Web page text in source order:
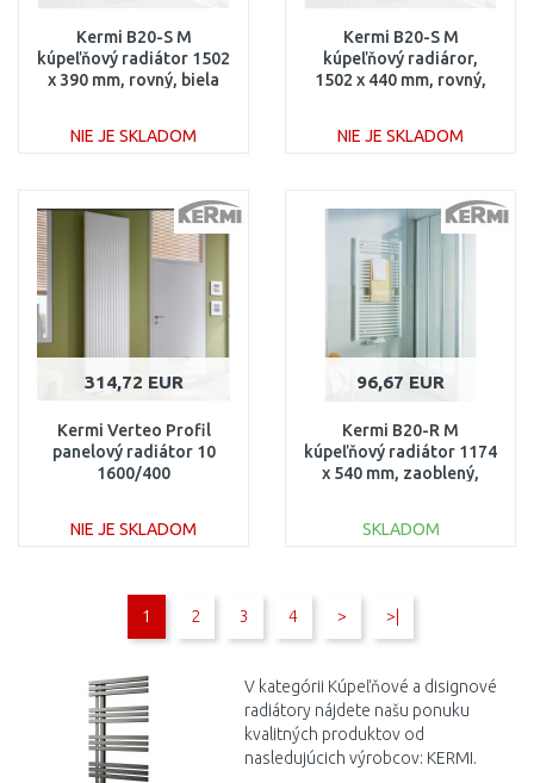
Kermi B20-S M
kúpeľňový radiátor 1502
x 390 mm, rovný, biela
NIE JE SKLADOM
Porovnať
Kermi B20-S M
kúpeľňový radiáror,
1502 x 440 mm, rovný,
NIE JE SKLADOM
Porovnať
314,72 EUR
Kermi Verteo Profil
panelový radiátor 10
1600/400
NIE JE SKLADOM
Porovnať
96,67 EUR
Kermi B20-R M
kúpeľňový radiátor 1174
x 540 mm, zaoblený,
SKLADOM
Porovnať
1 2 3 4 > >|
V kategórii Kúpeľňové a disignové
radiátory nájdete našu ponuku
kvalitných produktov od
nasledujúcich výrobcov: KERMI.